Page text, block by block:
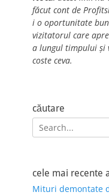
făcut cont de
i o oportunitate
vizitatorul care
a lungul timpului și
coste ceva.
căutare
Search
for:
cele mai recente
Mituri demontate